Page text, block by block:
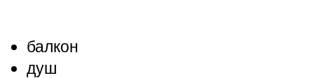
балкон
душ